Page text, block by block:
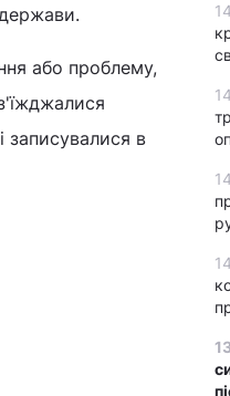
або проблему,
записувалися в